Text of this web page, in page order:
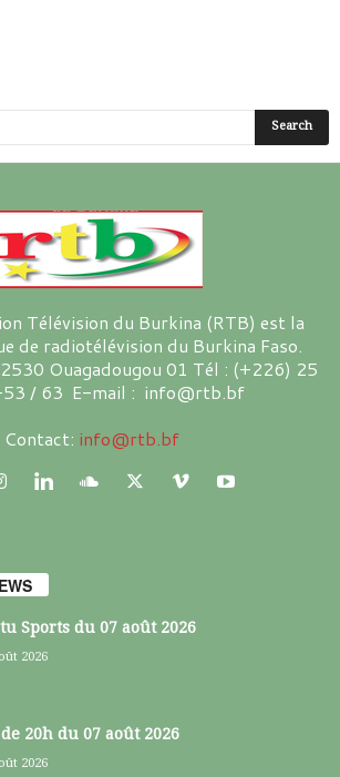
Télévision du Burkina (RTB) est la
de radiotélévision du Burkina Faso.
Ouagadougou 01 Tél : (+226) 25
/ 63 E-mail : info@rtb.bf
Contact: info@rtb.bf
Sports du 07 août 2026
2026
de 20h du 07 août 2026
2026